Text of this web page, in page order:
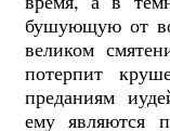
бушующую от
великом
потерпит
преданиям
ему являются